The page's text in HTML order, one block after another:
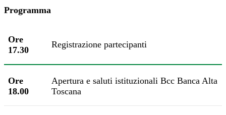
Programma
Ore
17.30
Registrazione partecipanti
Ore
18.00
Apertura e saluti istituzionali Bcc Banca Alta
Toscana